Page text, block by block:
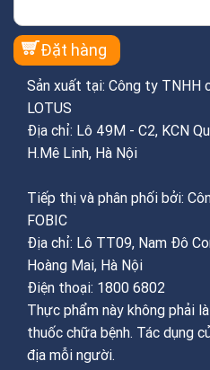
Sản xuất tại: Công ty TNHH
LOTUS
Địa chỉ: Lô 49M - C2, KCN
H.Mê Linh, Hà Nội
Tiếp thị và phân phối bởi:
FOBIC
Địa chỉ: Lô TT09, Nam Đô
Hoàng Mai, Hà Nội
Điện thoại: 1800 6802
Thực phẩm này không phải
thuốc chữa bệnh. Tác dụng
địa mỗi người.